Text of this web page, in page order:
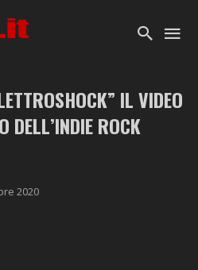
IL VIDEO
DELL’INDIE ROCK
2020